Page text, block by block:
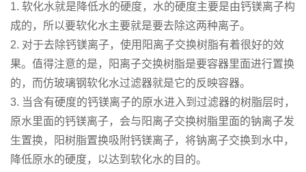
1. 软化水就是降低水的硬度，水的硬度主要是由钙镁离子构
成的，所以要软化水主要就是要去除这两种离子。
2. 对于去除钙镁离子，使用阳离子交换树脂有着很好的效
果。值得注意的是，阳离子交换树脂是要容器里面进行置换
的，而仿玻璃钢软化水过滤器就是它的反映容器。
3. 当含有硬度的钙镁离子的原水进入到过滤器的树脂层时，
原水里面的钙镁离子，会与阳离子交换树脂里面的钠离子发
生置换，阳树脂置换吸附钙镁离子，将钠离子交换到水中，
降低原水的硬度，以达到软化水的目的。